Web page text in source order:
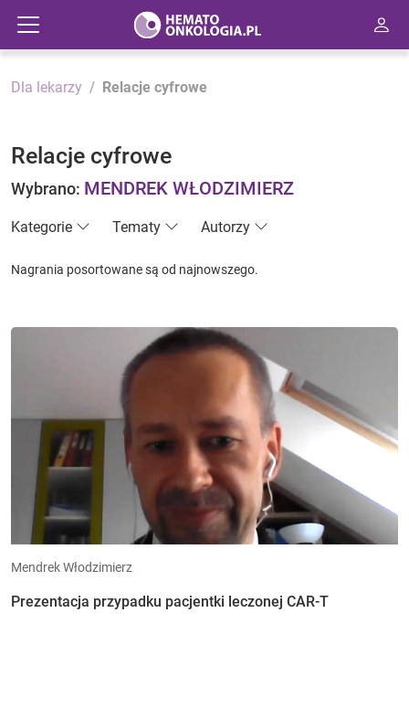
Dla lekarzy Relacje cyfrowe
Relacje cyfrowe
Wybrano: MENDREK WŁODZIMIERZ
Kategorie Tematy Autorzy
Nagrania posortowane są od najnowszego.
Mendrek Włodzimierz
Prezentacja przypadku pacjentki leczonej CAR-T